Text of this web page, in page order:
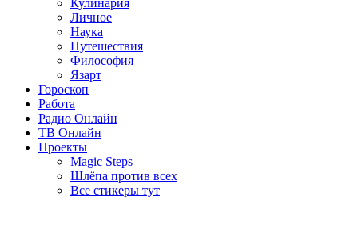
Кулинария
Личное
Наука
Путешествия
Философия
Язарт
Гороскоп
Работа
Радио Онлайн
ТВ Онлайн
Проекты
Magic Steps
Шлёпа против всех
Все стикеры тут